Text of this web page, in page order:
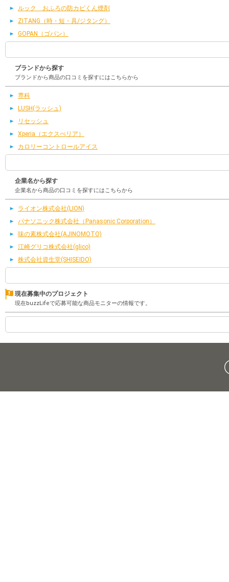
ルック おふろの防カビくん煙剤
ZITANG（時・短・具/ジタング）
GOPAN（ゴパン）
ブランドから探す
ブランドから商品の口コミを探すにはこちらから
専科
LUSH(ラッシュ)
リセッシュ
Xperia（エクスぺリア）
カロリーコントロールアイス
企業名から探す
企業名から商品の口コミを探すにはこちらから
ライオン株式会社(LION)
パナソニック株式会社（Panasonic Corporation）
味の素株式会社(AJINOMOTO)
江崎グリコ株式会社(glico)
株式会社資生堂(SHISEIDO)
現在募集中のプロジェクト
現在buzzLifeで応募可能な商品モニターの情報です。